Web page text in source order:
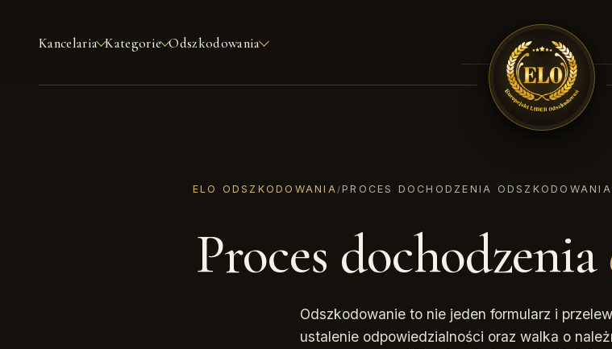
Kancelaria Kategorie Odszkodowania
ELO ODSZKODOWANIA/ PROCES DOCHODZENIA ODSZKODOWANIA
Proces dochodzenia
Odszkodowanie to nie jeden formularz i
ustalenie odpowiedzialności oraz walka o